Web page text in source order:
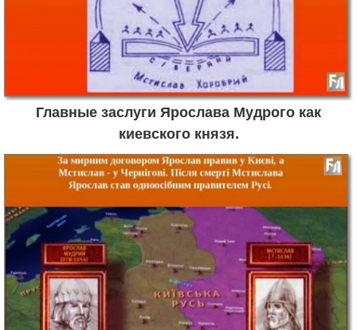
Главные заслуги Ярослава Мудрого как
киевского князя.